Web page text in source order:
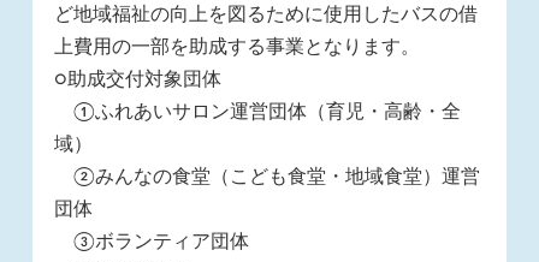
ど地域福祉の向上を図るために使用したバスの借
上費用の一部を助成する事業となります。
○助成交付対象団体
①ふれあいサロン運営団体（育児・高齢・全
域）
②みんなの食堂（こども食堂・地域食堂）運営
団体
③ボランティア団体